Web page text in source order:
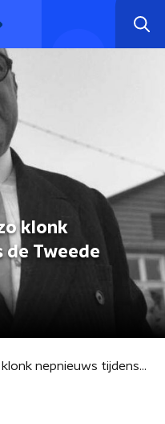
klonk
de Tweede
Trollen vs. nazi's: zo klonk nepnieuws tijdens de Tweede Wereldoorlog